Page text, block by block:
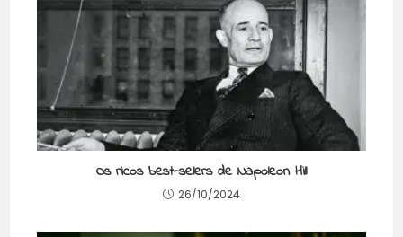
Os ricos best-sellers de Napoleon Hill
26/10/2024